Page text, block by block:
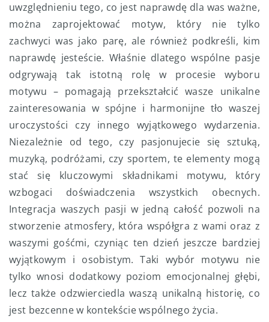
uwzględnieniu tego, co jest naprawdę dla was ważne,
można zaprojektować motyw, który nie tylko
zachwyci was jako parę, ale również podkreśli, kim
naprawdę jesteście. Właśnie dlatego wspólne pasje
odgrywają tak istotną rolę w procesie wyboru
motywu – pomagają przekształcić wasze unikalne
zainteresowania w spójne i harmonijne tło waszej
uroczystości czy innego wyjątkowego wydarzenia.
Niezależnie od tego, czy pasjonujecie się sztuką,
muzyką, podróżami, czy sportem, te elementy mogą
stać się kluczowymi składnikami motywu, który
wzbogaci doświadczenia wszystkich obecnych.
Integracja waszych pasji w jedną całość pozwoli na
stworzenie atmosfery, która współgra z wami oraz z
waszymi gośćmi, czyniąc ten dzień jeszcze bardziej
wyjątkowym i osobistym. Taki wybór motywu nie
tylko wnosi dodatkowy poziom emocjonalnej głębi,
lecz także odzwierciedla waszą unikalną historię, co
jest bezcenne w kontekście wspólnego życia.